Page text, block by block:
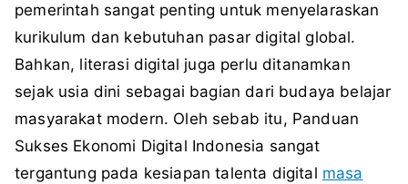
pemerintah sangat penting untuk menyelaraskan
kurikulum dan kebutuhan pasar digital global.
Bahkan, literasi digital juga perlu ditanamkan
sejak usia dini sebagai bagian dari budaya belajar
masyarakat modern. Oleh sebab itu, Panduan
Sukses Ekonomi Digital Indonesia sangat
tergantung pada kesiapan talenta digital masa